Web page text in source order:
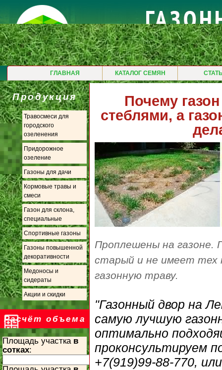
ГЛАВНАЯ КАТАЛОГ СЕМЯН
Продукция
Травосмеси для
городского
озеленения
Придорожное
озеление
Газоны для дачи
Кормовые травы и
смеси
Газон для склона,
специальные
Спортивные газоны
Газоны повышенной
декоративности
Медоносы и
сидераты
Акции и скидки
Расчёт объема
Площадь участка в
сотках:
Почему
стеблями, а
Проплешены на газоне.
старый и не имеет тех
газонную траву.
"Газонный двор на
самую лучшую
оптимально
проконсультируем
+7(919)99-88-770,